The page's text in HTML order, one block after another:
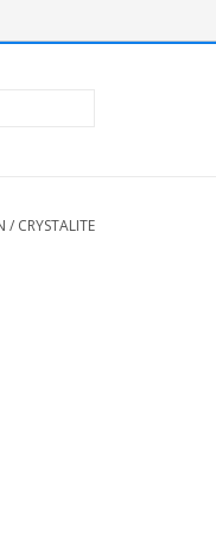
Registreren
/ CRYSTALITE